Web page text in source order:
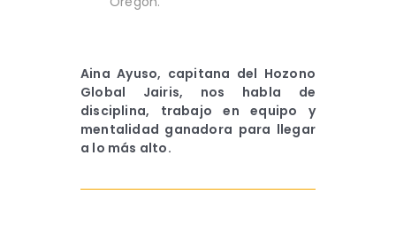
Aina Ayuso, capitana del Hozono
Global Jairis, nos habla de
disciplina, trabajo en equipo y
mentalidad ganadora para llegar
a lo más alto.